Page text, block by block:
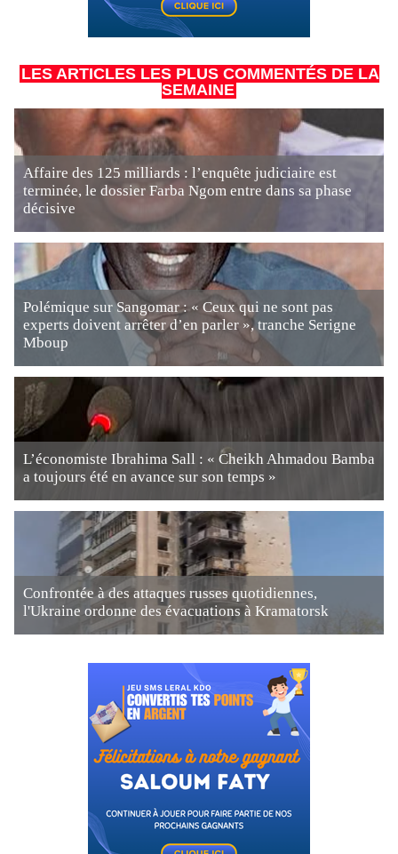
LES ARTICLES LES PLUS COMMENTÉS DE LA
SEMAINE
Affaire des 125 milliards : l’enquête judiciaire est
terminée, le dossier Farba Ngom entre dans sa phase
décisive
Polémique sur Sangomar : « Ceux qui ne sont pas
experts doivent arrêter d’en parler », tranche Serigne
Mboup
L’économiste Ibrahima Sall : « Cheikh Ahmadou Bamba
a toujours été en avance sur son temps »
Confrontée à des attaques russes quotidiennes,
l'Ukraine ordonne des évacuations à Kramatorsk